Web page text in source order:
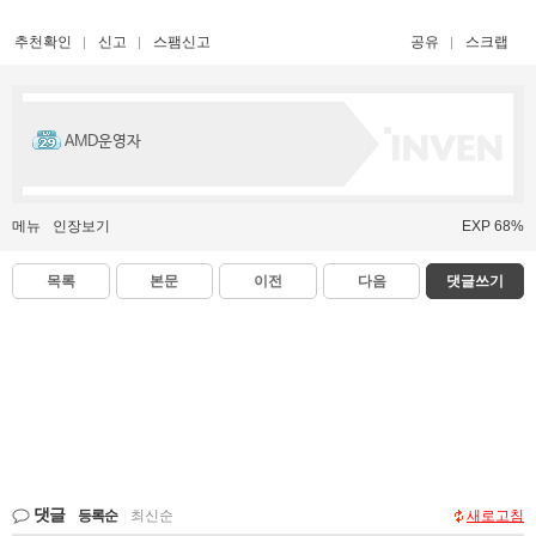
추천확인 신고 스팸신고 공유 스크랩
AMD운영자
메뉴 인장보기 EXP 68%
목록 본문 이전 다음 댓글쓰기
댓글 등록순 최신순 새로고침